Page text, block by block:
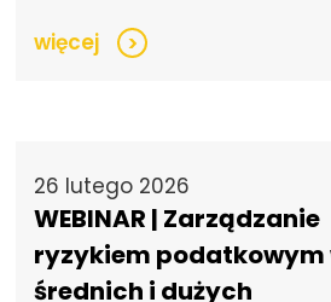
więcej >
26 lutego 2026
WEBINAR | Zarządzanie
ryzykiem podatkowym
średnich i dużych